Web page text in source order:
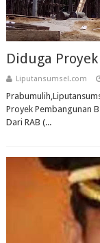
Diduga
Liputansumsel.com
Proyek Pembangunan
Dari RAB (...